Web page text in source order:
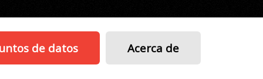
de datos Acerca de